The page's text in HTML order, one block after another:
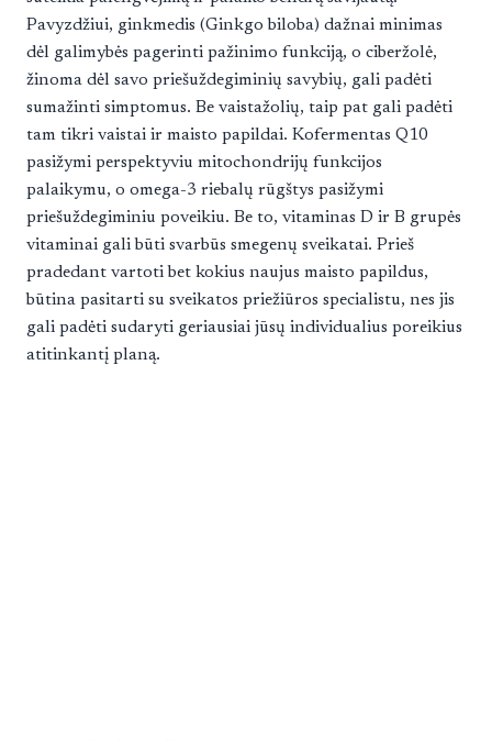
Pavyzdžiui, ginkmedis (Ginkgo biloba) dažnai minimas
dėl galimybės pagerinti pažinimo funkciją, o ciberžolė,
žinoma dėl savo priešuždegiminių savybių, gali padėti
sumažinti simptomus. Be vaistažolių, taip pat gali padėti
tam tikri vaistai ir maisto papildai. Kofermentas Q10
pasižymi perspektyviu mitochondrijų funkcijos
palaikymu, o omega-3 riebalų rūgštys pasižymi
priešuždegiminiu poveikiu. Be to, vitaminas D ir B grupės
vitaminai gali būti svarbūs smegenų sveikatai. Prieš
pradedant vartoti bet kokius naujus maisto papildus,
būtina pasitarti su sveikatos priežiūros specialistu, nes jis
gali padėti sudaryti geriausiai jūsų individualius poreikius
atitinkantį planą.